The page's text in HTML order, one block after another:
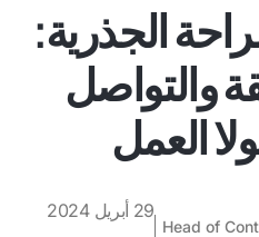
الجذرية:
والتواصل
العمل
Head of
29 أبريل 2024